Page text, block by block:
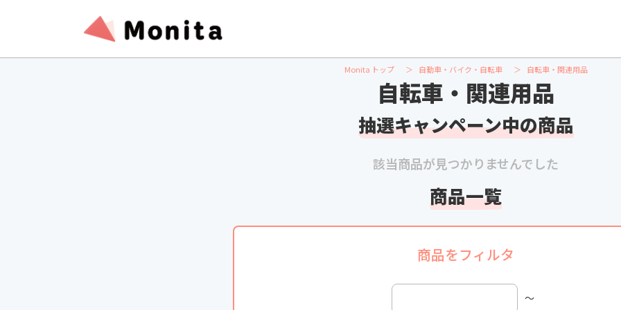
Monita トップ 自動車・バイク・自転車 自転車・関連用品
自転車・関連用品
抽選キャンペーン中の商品
該当商品が見つかりませんでした
商品一覧
商品をフィルタ
〜